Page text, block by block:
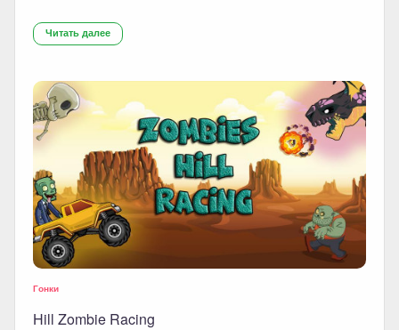
Читать далее
Гонки
Hill Zombie Racing